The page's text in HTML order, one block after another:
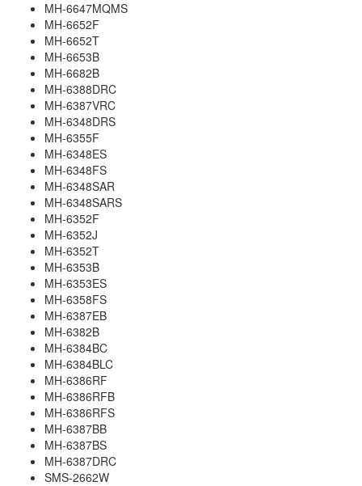
MH-6647MQMS
MH-6652F
MH-6652T
MH-6653B
MH-6682B
MH-6388DRC
MH-6387VRC
MH-6348DRS
MH-6355F
MH-6348ES
MH-6348FS
MH-6348SAR
MH-6348SARS
MH-6352F
MH-6352J
MH-6352T
MH-6353B
MH-6353ES
MH-6358FS
MH-6387EB
MH-6382B
MH-6384BC
MH-6384BLC
MH-6386RF
MH-6386RFB
MH-6386RFS
MH-6387BB
MH-6387BS
MH-6387DRC
SMS-2662W